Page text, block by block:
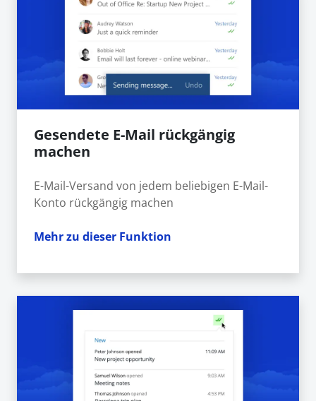
Gesendete E-Mail rückgängig
machen
E-Mail-Versand von jedem beliebigen E-Mail-
Konto rückgängig machen
Mehr zu dieser Funktion